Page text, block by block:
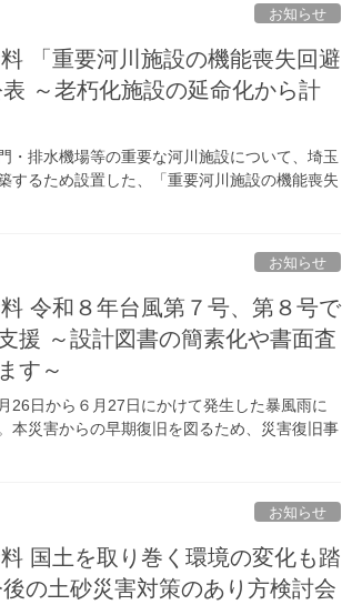
お知らせ
「重要河川施設の機能喪失回避
～老朽化施設の延命化から計
・排水機場等の重要な河川施設について、埼玉
するため設置した、「重要河川施設の機能喪失
お知らせ
令和８年台風第７号、第８号で
援 ～設計図書の簡素化や書面査
す～
26日から６月27日にかけて発生した暴風雨に
本災害からの早期復旧を図るため、災害復旧事
お知らせ
国土を取り巻く環境の変化も踏
の土砂災害対策のあり方検討会